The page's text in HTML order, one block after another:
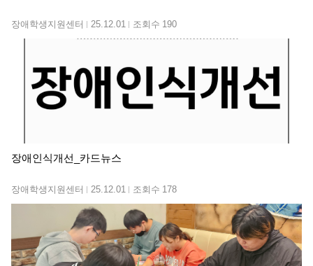
장애학생지원센터 25.12.01 조회수 190
장애인식개선_카드뉴스
장애학생지원센터 25.12.01 조회수 178